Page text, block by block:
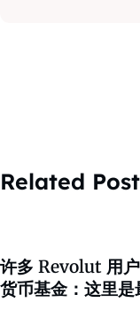
Related
许多 Revolut 用
货币基金：这里是